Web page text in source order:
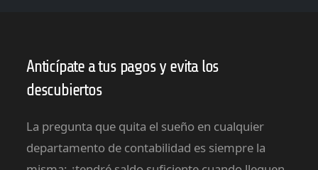
Anticípate a tus pagos y evita los
descubiertos
La pregunta que quita el sueño en cualquier
departamento de contabilidad es siempre la